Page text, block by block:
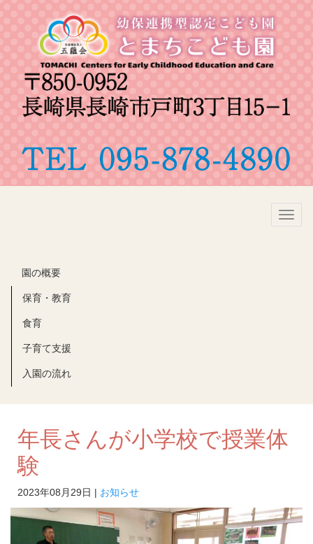
園の概要
保育・教育
食育
子育て支援
入園の流れ
年長さんが小学校で授業体
験
2023年08月29日 | お知らせ